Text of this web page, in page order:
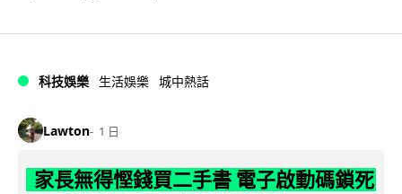
科技娛樂 生活娛樂 城中熱話
Lawton 1 日
家長無得慳錢買二手書 電子啟動碼鎖死